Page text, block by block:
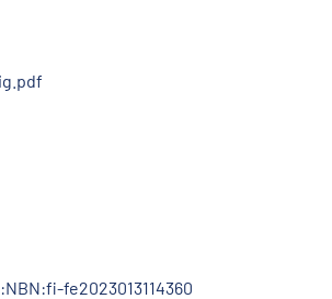
fe2023013114360